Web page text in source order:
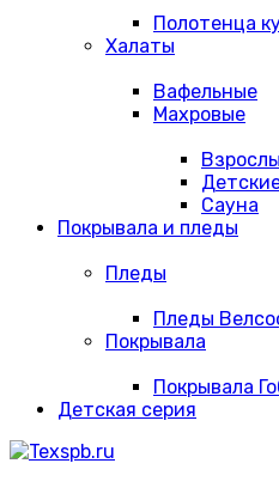
Полотенца
Халаты
Вафельные
Махровые
Сауна
Покрывала и пледы
Пледы
Пледы
Покрывала
Покрывала
Детская серия